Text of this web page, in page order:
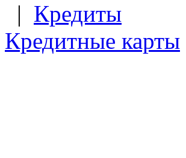
| Кредиты
Кредитные карты